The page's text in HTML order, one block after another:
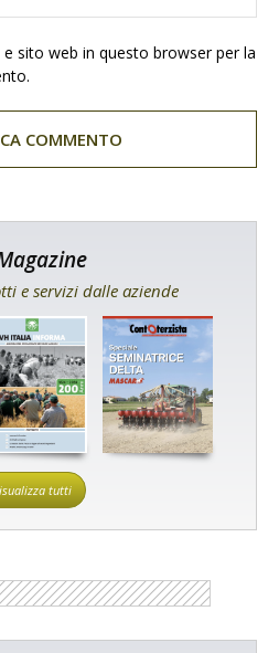
sito web in questo browser per la
e servizi dalle aziende
tutti